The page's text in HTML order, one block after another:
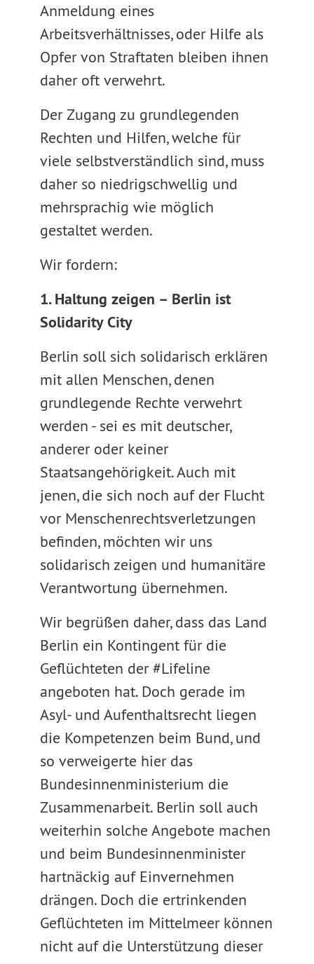
Anmeldung eines
Arbeitsverhältnisses, oder Hilfe als
Opfer von Straftaten bleiben ihnen
daher oft verwehrt.
Der Zugang zu grundlegenden
Rechten und Hilfen, welche für
viele selbstverständlich sind, muss
daher so niedrigschwellig und
mehrsprachig wie möglich
gestaltet werden.
Wir fordern:
1. Haltung zeigen – Berlin ist
Solidarity City
Berlin soll sich solidarisch erklären
mit allen Menschen, denen
grundlegende Rechte verwehrt
werden - sei es mit deutscher,
anderer oder keiner
Staatsangehörigkeit. Auch mit
jenen, die sich noch auf der Flucht
vor Menschenrechtsverletzungen
befinden, möchten wir uns
solidarisch zeigen und humanitäre
Verantwortung übernehmen.
Wir begrüßen daher, dass das Land
Berlin ein Kontingent für die
Geflüchteten der #Lifeline
angeboten hat. Doch gerade im
Asyl- und Aufenthaltsrecht liegen
die Kompetenzen beim Bund, und
so verweigerte hier das
Bundesinnenministerium die
Zusammenarbeit. Berlin soll auch
weiterhin solche Angebote machen
und beim Bundesinnenminister
hartnäckig auf Einvernehmen
drängen. Doch die ertrinkenden
Geflüchteten im Mittelmeer können
nicht auf die Unterstützung dieser